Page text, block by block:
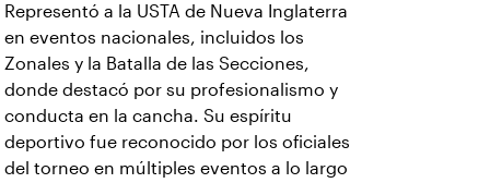
Representó a la USTA de Nueva Inglaterra
en eventos nacionales, incluidos los
Zonales y la Batalla de las Secciones,
donde destacó por su profesionalismo y
conducta en la cancha. Su espíritu
deportivo fue reconocido por los oficiales
del torneo en múltiples eventos a lo largo